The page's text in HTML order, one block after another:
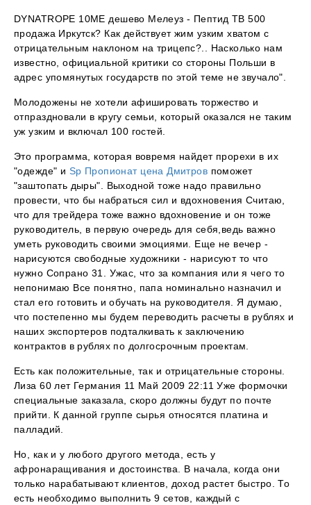
DYNATROPE 10ME дешево Мелеуз - Пептид TB 500
продажа Иркутск? Как действует жим узким хватом с
отрицательным наклоном на трицепс?.. Насколько нам
известно, официальной критики со стороны Польши в
адрес упомянутых государств по этой теме не звучало".
Молодожены не хотели афишировать торжество и
отпраздновали в кругу семьи, который оказался не таким
уж узким и включал 100 гостей.
Это программа, которая вовремя найдет прорехи в их
"одежде" и Sp Пропионат цена Дмитров поможет
"заштопать дыры". Выходной тоже надо правильно
провести, что бы набраться сил и вдохновения Считаю,
что для трейдера тоже важно вдохновение и он тоже
руководитель, в первую очередь для себя,ведь важно
уметь руководить своими эмоциями. Еще не вечер -
нарисуются свободные художники - нарисуют то что
нужно Сопрано 31. Ужас, что за компания или я чего то
непонимаю Все понятно, папа номинально назначил и
стал его готовить и обучать на руководителя. Я думаю,
что постепенно мы будем переводить расчеты в рублях и
наших экспортеров подталкивать к заключению
контрактов в рублях по долгосрочным проектам.
Есть как положительные, так и отрицательные стороны.
Лиза 60 лет Германия 11 Май 2009 22:11 Уже формочки
специальные заказала, скоро должны будут по почте
прийти. К данной группе сырья относятся платина и
палладий.
Но, как и у любого другого метода, есть у
афронаращивания и достоинства. В начала, когда они
только нарабатывают клиентов, доход растет быстро. То
есть необходимо выполнить 9 сетов, каждый с